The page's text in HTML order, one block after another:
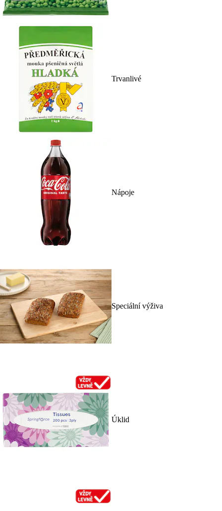
Trvanlivé
Nápoje
Speciální výživa
Úklid